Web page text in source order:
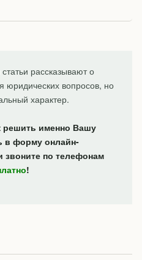
рассказывают о
юридических вопросов, но
характер.
решить именно Вашу
в форму онлайн-
звоните по телефонам
!